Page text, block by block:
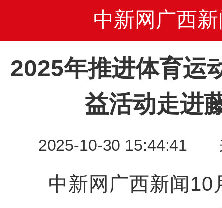
中新网广西新
2025年推进体育运
益活动走进
2025-10-30 15:44:41
中新网广西新闻10